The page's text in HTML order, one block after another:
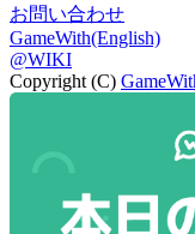
お問い合わせ
GameWith(English)
@WIKI
Copyright (C)